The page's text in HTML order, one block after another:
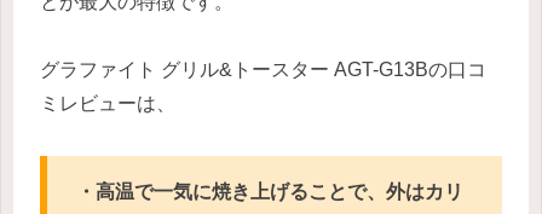
グラファイト グリル&トースター AGT-G13Bの口コ
ミレビューは、
・高温で一気に焼き上げることで、外はカリ